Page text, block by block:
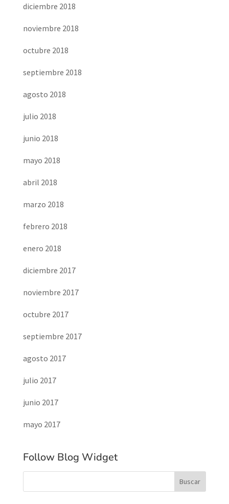
diciembre 2018
noviembre 2018
octubre 2018
septiembre 2018
agosto 2018
julio 2018
junio 2018
mayo 2018
abril 2018
marzo 2018
febrero 2018
enero 2018
diciembre 2017
noviembre 2017
octubre 2017
septiembre 2017
agosto 2017
julio 2017
junio 2017
mayo 2017
Follow Blog Widget